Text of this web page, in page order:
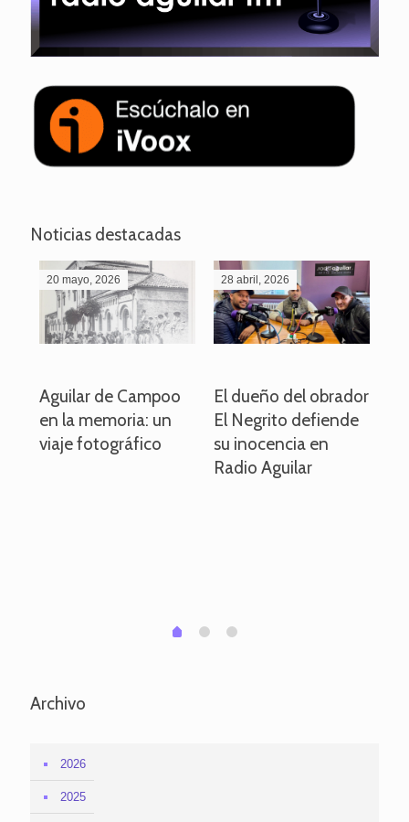
Noticias destacadas
20 mayo, 2026
Aguilar de Campoo
en la memoria: un
viaje fotográfico
28 abril, 2026
El dueño del obrador
El Negrito defiende
su inocencia en
Radio Aguilar
0 1 2
Archivo
2026
2025